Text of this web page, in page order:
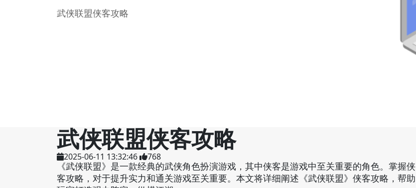
武侠联盟侠客攻略
武侠联盟侠客攻略
2025-06-11 13:32:46 768
《武侠联盟》是一款经典的武侠角色扮演游戏，其中侠客是游戏中至关重要的角色。掌握侠
客攻略，对于提升实力和通关游戏至关重要。本文将详细阐述《武侠联盟》侠客攻略，帮助